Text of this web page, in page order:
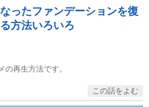
ったファンデーションを復
方法いろいろ
再生方法です。